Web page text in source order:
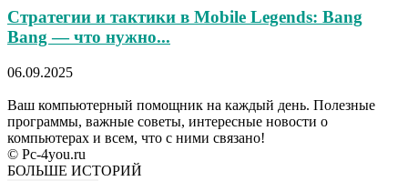
Стратегии и тактики в Mobile Legends: Bang
Bang — что нужно...
06.09.2025
Ваш компьютерный помощник на каждый день. Полезные
программы, важные советы, интересные новости о
компьютерах и всем, что с ними связано!
© Pc-4you.ru
БОЛЬШЕ ИСТОРИЙ